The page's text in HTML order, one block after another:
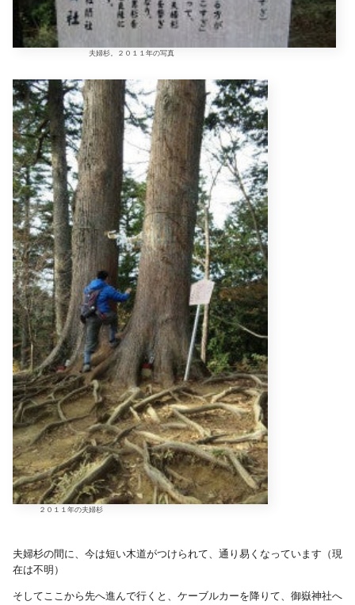
夫婦杉。２０１１年の写真
２０１１年の夫婦杉
夫婦杉の間に、今は短い木道がつけられて、通り易くなっています（現
在は不明）
そしてここから先へ進んで行くと、ケーブルカーを降りて、御嶽神社へ